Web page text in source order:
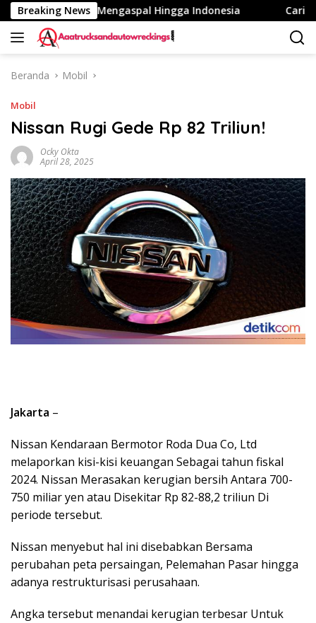
Langsung
ke
konten
Breaking News
eCanter Mengaspal Hingga Indonesia Cari Kaca
Beranda Mobil
Mobil
Nissan Rugi Gede Rp 82 Triliun!
Ocky Okta
April 28, 2025
Jakarta –
Nissan Kendaraan Bermotor Roda Dua Co, Ltd
melaporkan kisi-kisi keuangan Sebagai tahun fiskal
2024. Nissan Merasakan kerugian bersih Antara 700-
750 miliar yen atau Disekitar Rp 82-88,2 triliun Di
periode tersebut.
Nissan menyebut hal ini disebabkan Bersama
perubahan peta persaingan, Pelemahan Pasar hingga
adanya restrukturisasi perusahaan.
Angka tersebut menandai kerugian terbesar Untuk